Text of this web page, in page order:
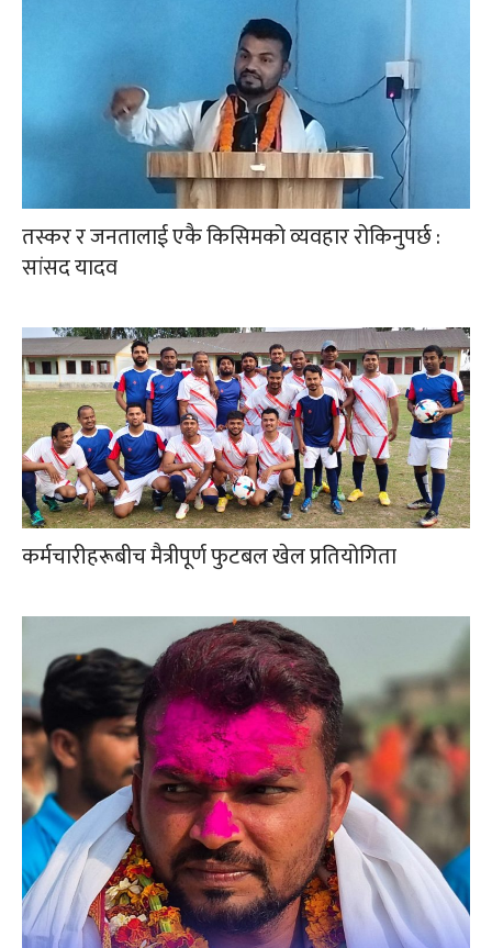
तस्कर र जनतालाई एकै किसिमको व्यवहार रोकिनुपर्छ :
सांसद यादव
कर्मचारीहरूबीच मैत्रीपूर्ण फुटबल खेल प्रतियोगिता